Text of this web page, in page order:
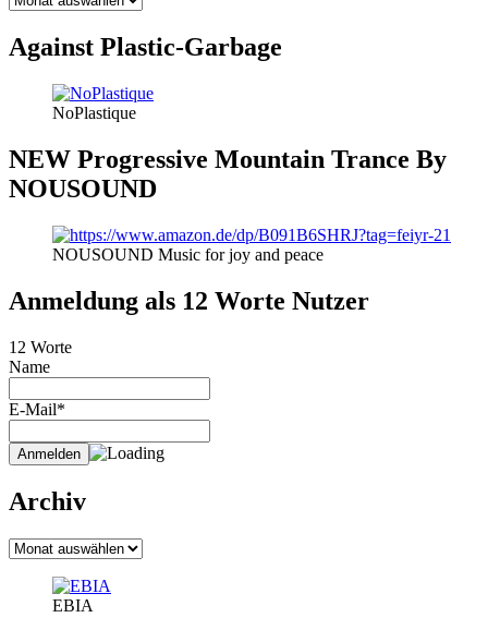
Against Plastic-Garbage
NoPlastique
NEW Progressive Mountain Trance By
NOUSOUND
NOUSOUND Music for joy and peace
Anmeldung als 12 Worte Nutzer
12 Worte
Name
E-Mail*
Archiv
Archiv
EBIA